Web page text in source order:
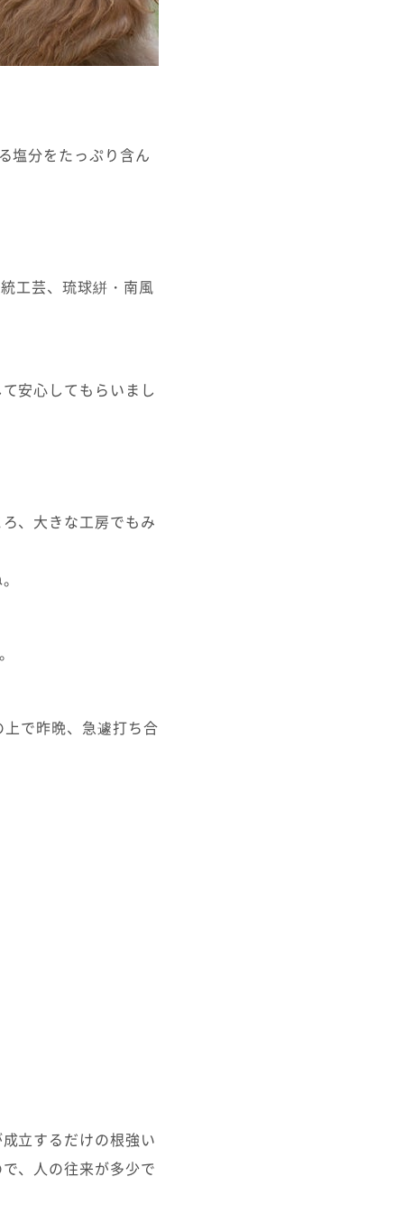
塩分をたっぷり含ん
工芸、琉球絣・南風
安心してもらいまし
、大きな工房でもみ
で昨晩、急遽打ち合
立するだけの根強い
、人の往来が多少で